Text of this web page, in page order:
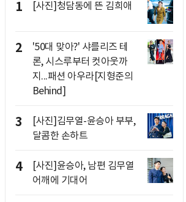
1 [사진]청담동에 뜬 김희애
2
'50대 맞아?' 샤를리즈 테
론, 시스루부터 컷아웃까
지...패션 아우라[지형준의
Behind]
3
[사진]김무열-윤승아 부부,
달콤한 손하트
4
[사진]윤승아, 남편 김무열
어깨에 기대어